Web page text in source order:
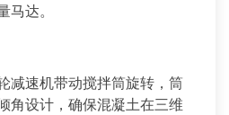
达。
减速机带动搅拌筒旋转，筒
角设计，确保混凝土在三维